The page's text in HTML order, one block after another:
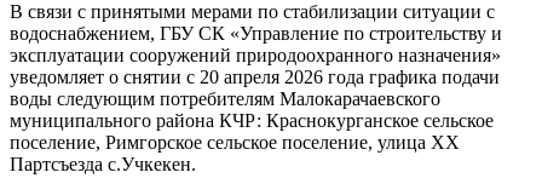
В связи с принятыми мерами по стабилизации ситуации с
водоснабжением, ГБУ СК «Управление по строительству и
эксплуатации сооружений природоохранного назначения»
уведомляет о снятии с 20 апреля 2026 года графика подачи
воды следующим потребителям Малокарачаевского
муниципального района КЧР: Краснокурганское сельское
поселение, Римгорское сельское поселение, улица XX
Партсъезда с.Учкекен.